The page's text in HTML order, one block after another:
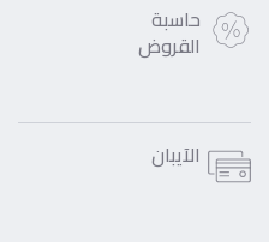
حاسبة
القروض
الآيبان